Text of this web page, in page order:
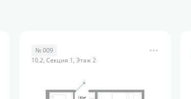
№ 009
10.2, Секция 1, Этаж 2